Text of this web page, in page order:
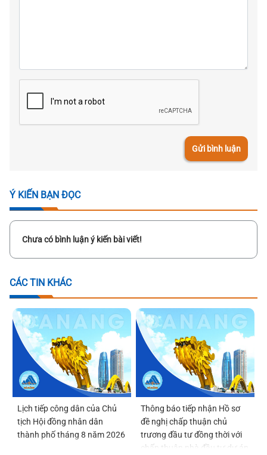
Gửi bình luận
Ý KIẾN BẠN ĐỌC
Chưa có bình luận ý kiến bài viết!
CÁC TIN KHÁC
Lịch tiếp công dân của Chủ
tịch Hội đồng nhân dân
thành phố tháng 8 năm 2026
Thông báo tiếp nhận Hồ sơ
đề nghị chấp thuận chủ
trương đầu tư đồng thời với
chấp thuận nhà đầu tư dự án